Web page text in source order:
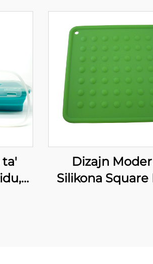
ta'
Dizajn
Silikona Square